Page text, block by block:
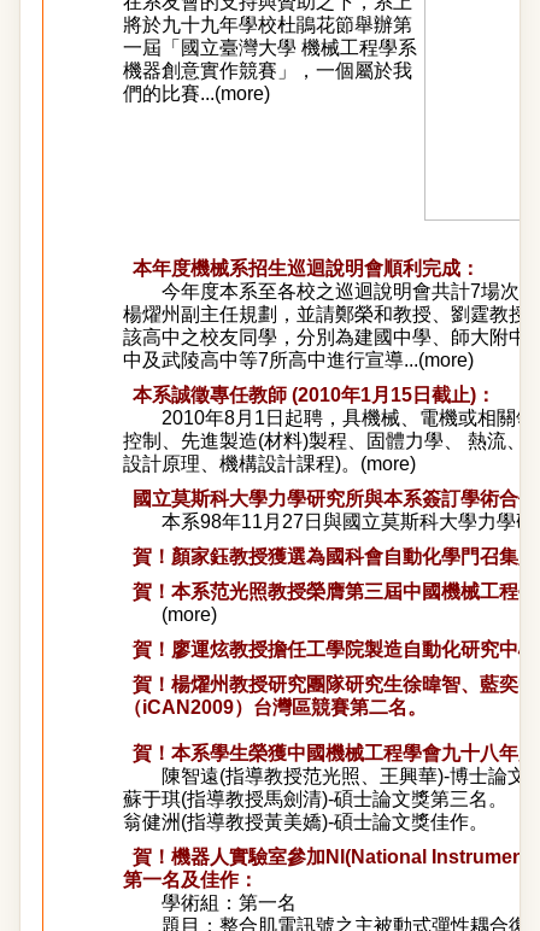
將於九十九年學校杜鵑花節舉辦第
一屆「國立臺灣大學 機械工程學系
機器創意實作競賽」
，一個屬於我
們的比賽...(more)
本年度機械系招生巡迴說明會順利完成：
今年度本系至各校之巡迴說明會共計7場次，
楊燿州副主任規劃，並請鄭榮和教授、劉霆教授
該高中之校友同學，分別為建國中學、師大附中
中及武陵高中等7所高中進行宣導...(more)
本系誠徵專任教師 (2010年1月15日截止)：
2010年8月1日起聘，具機械、電機或相關領
控制、先進製造(材料)製程、固體力學、 熱流、
設計原理、機構設計課程)。(more)
國立莫斯科大學力學研究所與本系簽訂學術合
本系98年11月27日與國立莫斯科大學力學研
賀！顏家鈺教授獲選為國科會自動化學門召集人
賀！本系范光照教授榮膺第三屆中國機械工程
(more)
賀！廖運炫教授擔任工學院製造自動化研究中
賀！楊燿州教授研究團隊研究生徐暐智、藍奕
（iCAN2009）台灣區競賽第二名。
賀！ 本系學生榮獲中國機械工程學會九十八年
陳智遠(指導教授范光照、王興華)-博士論文
蘇于琪(指導教授馬劍清)-碩士論文獎第三名。
翁健洲(指導教授黃美嬌)-碩士論文獎佳作。
賀！ 機器人實驗室參加NI(National
第一名及佳作：
學術組：第一名
題目：整合肌電訊號之主被動式彈性耦合復